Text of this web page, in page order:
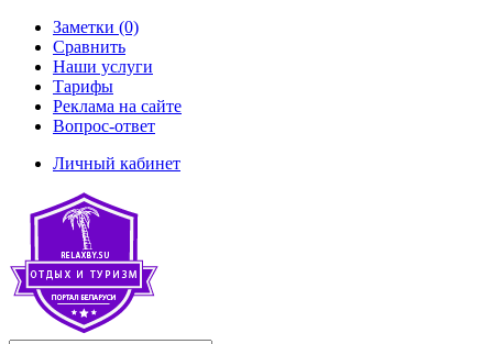
Заметки (0)
Сравнить
Наши услуги
Тарифы
Реклама на сайте
Вопрос-ответ
Личный кабинет